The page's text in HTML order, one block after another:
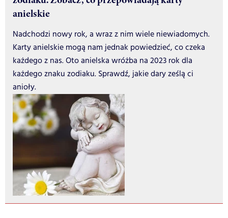
anielskie
Nadchodzi nowy rok, a wraz z nim wiele niewiadomych.
Karty anielskie mogą nam jednak powiedzieć, co czeka
każdego z nas. Oto anielska wróżba na 2023 rok dla
każdego znaku zodiaku. Sprawdź, jakie dary ześlą ci
anioły.